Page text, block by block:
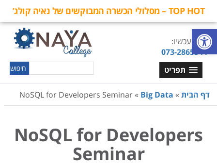
פתח סרגל נגישות
TOP HOT – מסלולי הכשרה המבוקשים של נאיה קולג’
חייגו עכשיו:
073-2865544
תפריט
דף הבית »
Big Data
»
NoSQL for Developers Seminar
NoSQL for Developers
Seminar